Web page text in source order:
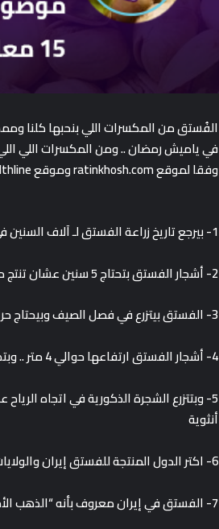
الفُستق من المكسرات اللي بنحبها كلنا
في ياميش رمضان .. ومن المكسرات اللي
وفقا لموقع ratinkhosh.com وموقع Healthline :
1- بيرجع تاريخ زراعة الفستق لـ آلاف السنين في سوريا وبعدها انتشر لبلاد تانية
2- أشجار الفستق بتحتاج 5 سنين عشان تنتج محصولها الأول وبتحتاج لـ 15-20 سنة عشان توصل لذروة الإنتاج
3- الفستق بيتزرع في فصل الصيف وبيحتاج حرارة شديدة
4- أشجار الفستق ارتفاعها حوالي 4 متر .. وبتكون إما ذكر أو أنثى
أنثوية
6- اكتر الدول المنتجة للفستق إيران والولايات المتحدة وبعدهم سوريا وتركيا والصين
7- الفستق في إيران معروف بأنه “الذهب الأخضر” وتاني منتج بعد النفط في الصادرات